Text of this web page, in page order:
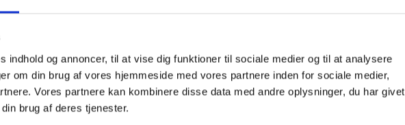
indhold og annoncer, til at vise dig funktioner til sociale medier og til at analysere
om din brug af vores hjemmeside med vores partnere inden for sociale medier,
Vores partnere kan kombinere disse data med andre oplysninger, du har givet
brug af deres tjenester.
Skønsmæssig fastsættelse annulleret
skønsmæssige fastsættelse annulleret. Læs
succeshistorien her.